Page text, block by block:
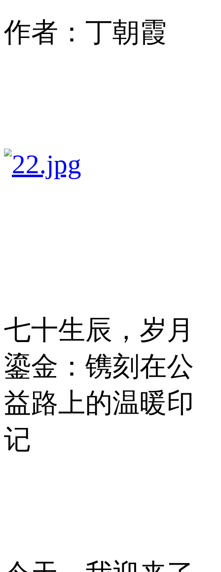
作者：丁朝霞
七十生辰，岁月
鎏金：镌刻在公
益路上的温暖印
记